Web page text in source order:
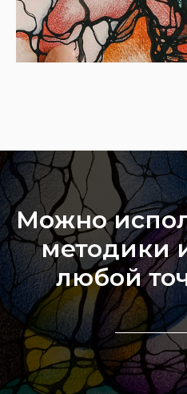
Можно
методики
любой